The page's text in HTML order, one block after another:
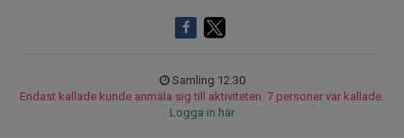
Samling 12:30
Endast kallade kunde anmäla sig till aktiviteten. 7 personer var kallade.
Logga in här